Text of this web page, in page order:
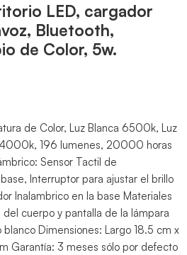
LED, cargador
Bluetooth,
de Color, 5w.
de Color, Luz Blanca 6500k, Luz
196 lumenes, 20000 horas
Sensor Tactil de
Interruptor para ajustar el brillo
Inalambrico en la base Materiales
cuerpo y pantalla de la lámpara
Dimensiones: Largo 18.5 cm x
Garantía: 3 meses sólo por defecto